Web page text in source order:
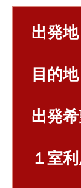
出発地
目的地
出発希
１室利